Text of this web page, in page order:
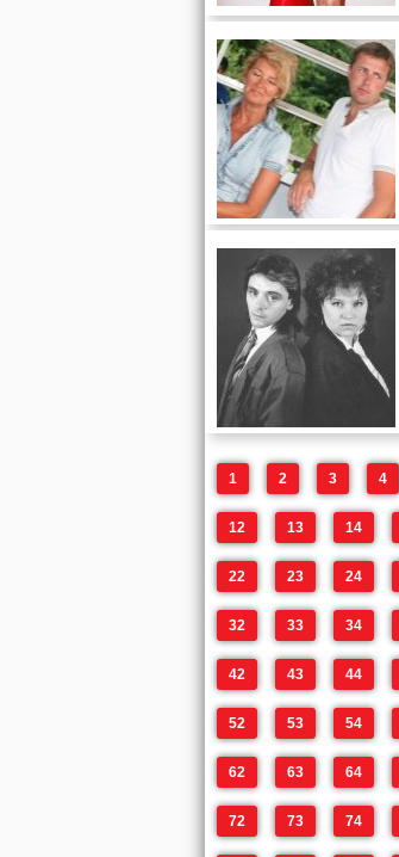
1 2 3 4
12 13 14
22 23 24
32 33 34
42 43 44
52 53 54
62 63 64
72 73 74